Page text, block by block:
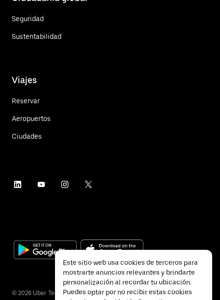
Seguridad
Sustentabilidad
Viajes
Reservar
Aeropuertos
Ciudades
© 2026 Uber Technologies Inc.
Este sitio web usa cookies de terceros para
mostrarte anuncios relevantes y brindarte
personalización al recordar tu ubicación.
Puedes optar por no recibir estas cookies